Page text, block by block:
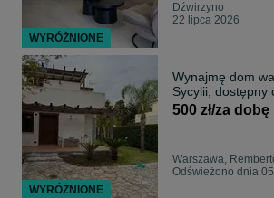
Dźwirzyno
22 lipca 2026
Wynajmę dom
Sycylii, dostępny
500 zł/za dobę
Warszawa,
Odświeżono dnia
WYRÓŻNIONE
WYRÓŻNIONE